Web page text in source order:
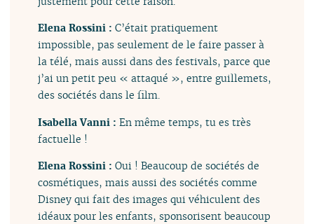
Elena Rossini :C’était pratiquement
impossible, pas seulement de le faire passer à
la télé, mais aussi dans des festivals, parce que
j’ai un petit peu « attaqué », entre guillemets,
des sociétés dans le film.
Isabella Vanni :En même temps, tu es très
factuelle !
Elena Rossini :Oui ! Beaucoup de sociétés de
cosmétiques, mais aussi des sociétés comme
Disney qui fait des images qui véhiculent des
idéaux pour les enfants, sponsorisent beaucoup